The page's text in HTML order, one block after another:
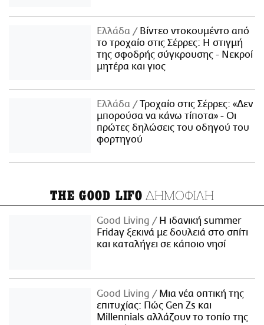
Ελλάδα
Βίντεο ντοκουμέντο από
το τροχαίο στις Σέρρες: Η στιγμή
της σφοδρής σύγκρουσης - Νεκροί
μητέρα και γιος
Ελλάδα
Τροχαίο στις Σέρρες: «Δεν
μπορούσα να κάνω τίποτα» - Οι
πρώτες δηλώσεις του οδηγού του
φορτηγού
THE GOOD LIFO ΔΗΜΟΦΙΛΗ
Good Living
Η ιδανική summer
Friday ξεκινά με δουλειά στο σπίτι
και καταλήγει σε κάποιο νησί
Good Living
Μια νέα οπτική της
επιτυχίας: Πώς Gen Zs και
Millennials αλλάζουν το τοπίο της